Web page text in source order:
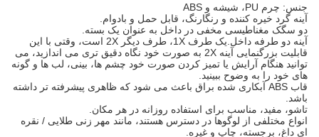
جنس: چرم PU، شیشه و ABS
آینه گرد خیره کننده و رنگارنگ، قابل حمل و بادوام.
دو سگک مغناطیسی مخفی در داخل به عنوان یک بسته.
آینه دو طرفه داخل.یک طرف 1X، طرف دیگر 2X است، وقتی با این
قابلیت بزرگنمایی آینه 2X به صورت خود نگاه دقیق تری می اندازید، می
توانید هنگام آرایش یا تمیز کردن صورت خود چشم ها، بینی، لب ها و گونه
های خود را به وضوح ببینید.
قاب ABS آبکاری شده براق باعث می شود که ظاهری پیشرفته تر داشته
باشد.
تاشو، مفید، مناسب برای استفاده روزانه در هر مکان.
انواع مختلفی از لوگوها در دسترس هستند، مانند مهر زنی طلایی / نقره
ای داغ، برجسته، چاپ و غیره.